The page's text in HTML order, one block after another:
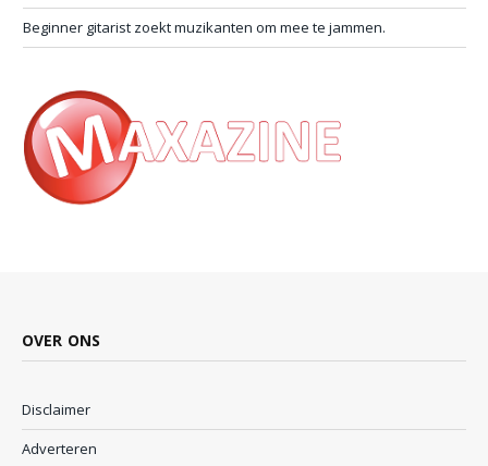
Beginner gitarist zoekt muzikanten om mee te jammen.
OVER ONS
Disclaimer
Adverteren